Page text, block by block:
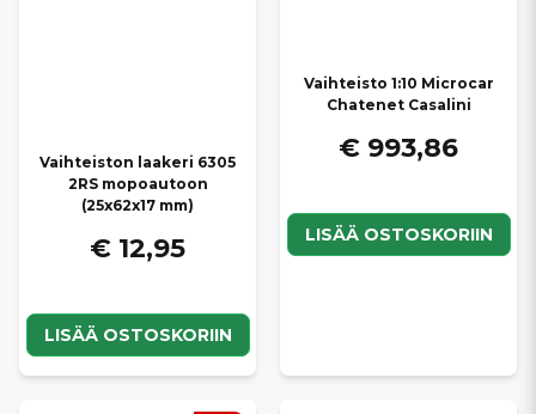
Vaihteiston laakeri 6305
2RS mopoautoon
(25x62x17 mm)
€ 12,95
LISÄÄ OSTOSKORIIN
Vaihteisto 1:10 Microcar
Chatenet Casalini
€ 993,86
LISÄÄ OSTOSKORIIN